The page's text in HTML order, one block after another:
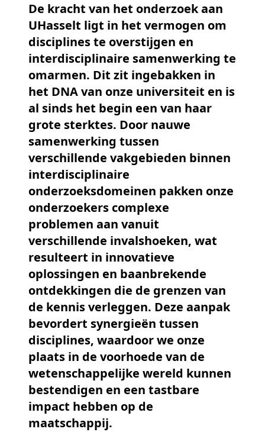
De kracht van het onderzoek aan
UHasselt ligt in het vermogen om
disciplines te overstijgen en
interdisciplinaire samenwerking te
omarmen. Dit zit ingebakken in
het DNA van onze universiteit en is
al sinds het begin een van haar
grote sterktes. Door nauwe
samenwerking tussen
verschillende vakgebieden binnen
interdisciplinaire
onderzoeksdomeinen pakken onze
onderzoekers complexe
problemen aan vanuit
verschillende invalshoeken, wat
resulteert in innovatieve
oplossingen en baanbrekende
ontdekkingen die de grenzen van
de kennis verleggen. Deze aanpak
bevordert synergieën tussen
disciplines, waardoor we onze
plaats in de voorhoede van de
wetenschappelijke wereld kunnen
bestendigen en een tastbare
impact hebben op de
maatschappij.